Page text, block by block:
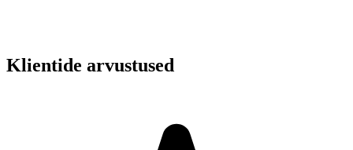
Klientide arvustused